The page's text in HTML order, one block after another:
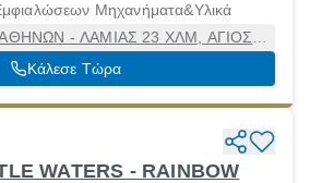
Μηχανήματα&Υλικά
- ΛΑΜΙΑΣ 23 ΧΛΜ, ΑΓΙΟΣ
Άγιος Στέφανος, Αττική
Κάλεσε Τώρα
WATERS - RAINBOW